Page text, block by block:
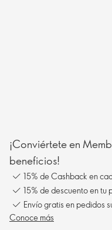
¡Conviértete en
beneficios!
15% de Cashback en
15% de descuento en tu
Envío gratis en pedidos
Conoce más